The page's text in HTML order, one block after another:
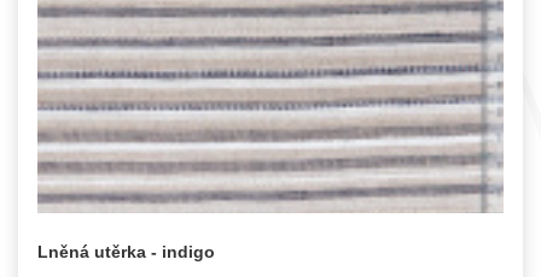
Lněná utěrka - indigo